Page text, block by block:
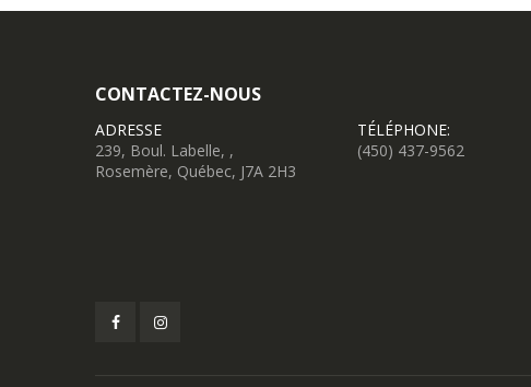
CONTACTEZ-NOUS
ADRESSE
239, Boul. Labelle, ,
Rosemère, Québec, J7A 2H3
TÉLÉPHONE:
(450) 437-9562